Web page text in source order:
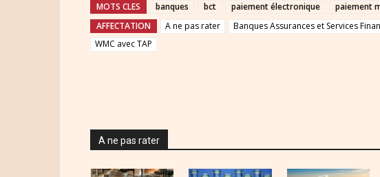
MOTS CLES banques bct paiement électronique paiement
AFFECTATION
A ne pas rater Banques Assurances et Services
WMC avec TAP
A ne pas rater